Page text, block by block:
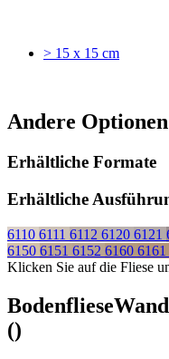
> 15 x 15 cm
Andere
Erhältliche Formate
Erhältliche
6110 6111 6112 6120 6121
6150 6151 6152 6160 6161
Klicken Sie auf die Fliese
Bodenfliese
()